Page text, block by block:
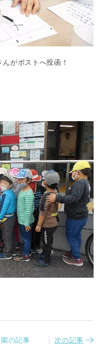
千葉県 全域
埼玉県 全域
兵庫県 全域
がポストへ投函！
の記事 次の記事